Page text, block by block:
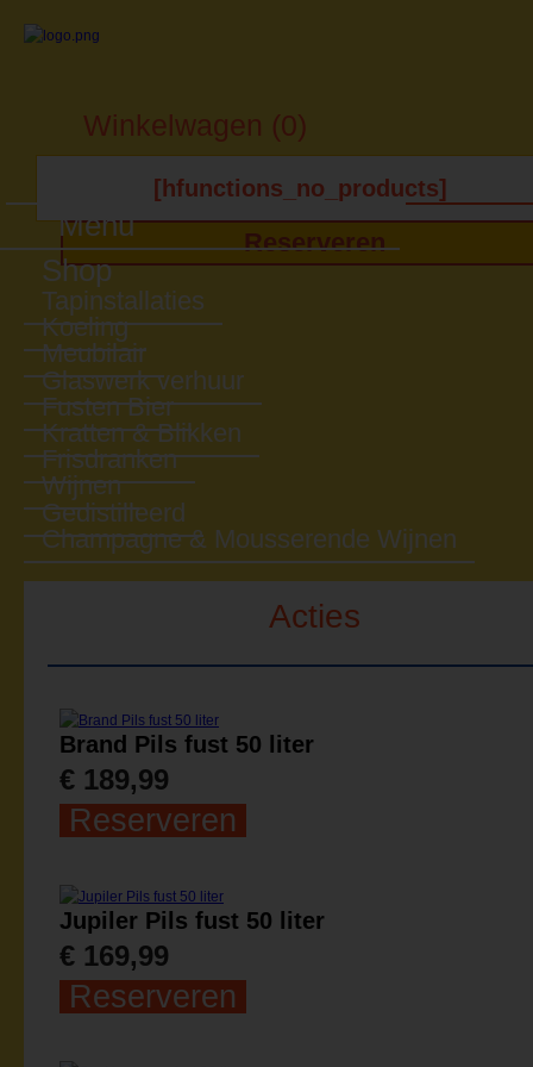
Winkelwagen (0)
[hfunctions_no_products]
Reserveren
Menu
Shop
Tapinstallaties
Koeling
Meubilair
Glaswerk verhuur
Fusten Bier
Kratten & Blikken
Frisdranken
Wijnen
Gedistilleerd
Champagne & Mousserende Wijnen
Acties
Brand Pils fust 50 liter
€ 189,99
Reserveren
Jupiler Pils fust 50 liter
€ 169,99
Reserveren